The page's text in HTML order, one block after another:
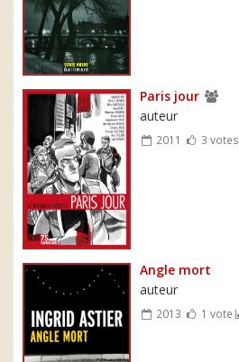
Paris jour
auteur
2011 3 votes
Angle mort
auteur
2013 1 vote